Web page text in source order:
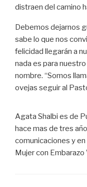
distraen del camino
Debemos dejarnos
sabe lo que nos
felicidad llegarán a
nada es para
nombre. “Somos llamados
ovejas seguir al
Agata Shalbi es de
hace mas de tres
comunicaciones y
Mujer con Embarazo